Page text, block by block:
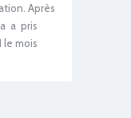
Après
a pris
le mois